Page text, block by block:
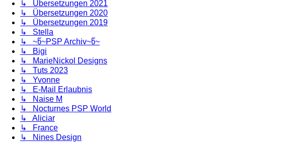
↳ Übersetzungen 2021
↳ Übersetzungen 2020
↳ Übersetzungen 2019
↳ Stella
↳ ~წ~PSP Archiv~წ~
↳ Bigi
↳ MarieNickol Designs
↳ Tuts 2023
↳ Yvonne
↳ E-Mail Erlaubnis
↳ Naise M
↳ Nocturnes PSP World
↳ Aliciar
↳ France
↳ Nines Design